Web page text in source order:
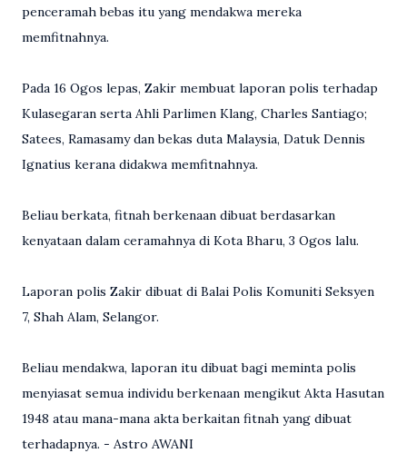
penceramah bebas itu yang mendakwa mereka
memfitnahnya.
Pada 16 Ogos lepas, Zakir membuat laporan polis terhadap
Kulasegaran serta Ahli Parlimen Klang, Charles Santiago;
Satees, Ramasamy dan bekas duta Malaysia, Datuk Dennis
Ignatius kerana didakwa memfitnahnya.
Beliau berkata, fitnah berkenaan dibuat berdasarkan
kenyataan dalam ceramahnya di Kota Bharu, 3 Ogos lalu.
Laporan polis Zakir dibuat di Balai Polis Komuniti Seksyen
7, Shah Alam, Selangor.
Beliau mendakwa, laporan itu dibuat bagi meminta polis
menyiasat semua individu berkenaan mengikut Akta Hasutan
1948 atau mana-mana akta berkaitan fitnah yang dibuat
terhadapnya. - Astro AWANI